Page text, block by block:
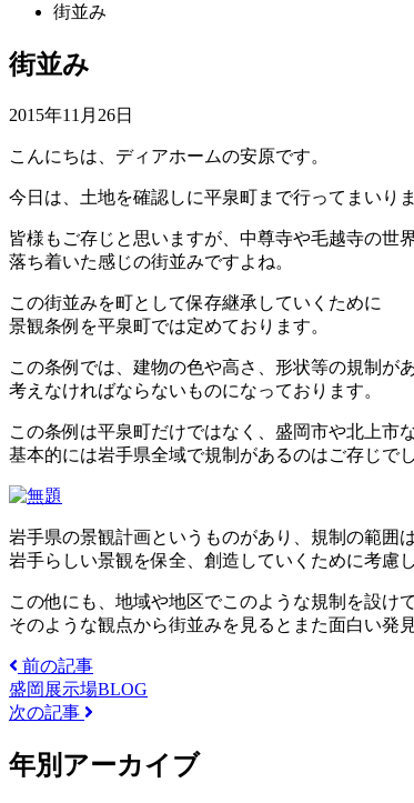
街並み
街並み
2015年11月26日
こんにちは、ディアホームの安原です。
今日は、土地を確認しに平泉町まで行ってまいりま
皆様もご存じと思いますが、中尊寺や毛越寺の世
落ち着いた感じの街並みですよね。
この街並みを町として保存継承していくために
景観条例を平泉町では定めております。
この条例では、建物の色や高さ、形状等の規制が
考えなければならないものになっております。
この条例は平泉町だけではなく、盛岡市や北上市
基本的には岩手県全域で規制があるのはご存じで
岩手県の景観計画というものがあり、規制の範囲
岩手らしい景観を保全、創造していくために考慮
この他にも、地域や地区でこのような規制を設け
そのような観点から街並みを見るとまた面白い発
前の記事
盛岡展示場BLOG
次の記事
年別アーカイブ